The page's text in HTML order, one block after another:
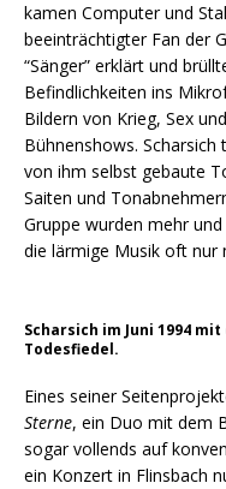
kamen Computer und
beeinträchtigter Fan der
“Sänger” erklärt und
Befindlichkeiten ins
Bildern von Krieg, Sex
Bühnenshows.
von ihm selbst gebaute
Saiten und
Gruppe wurden mehr
die lärmige Musik oft nur
Scharsich im Juni 1994
Todesfiedel.
Eines seiner
Sterne, ein Duo mit dem
sogar vollends auf
ein Konzert in Flinsbach